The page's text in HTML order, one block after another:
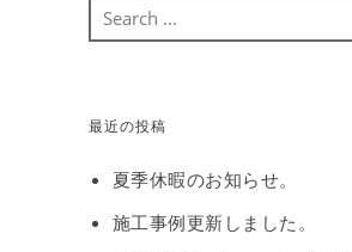
最近の投稿
夏季休暇のお知らせ。
施工事例更新しました。